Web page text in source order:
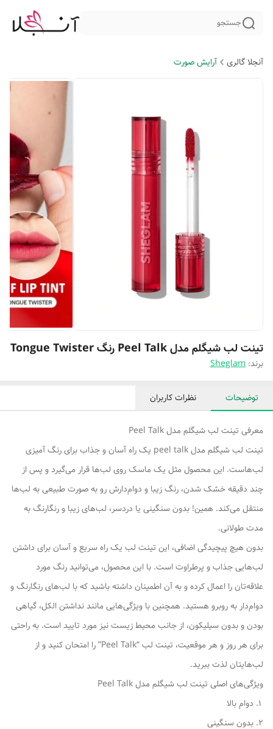
جستجو
آنجلا گالری آرایش صورت
تینت لب شیگلم مدل Peel Talk رنگ Tongue Twister
برند: Sheglam
توضیحات نظرات کاربران
معرفی تینت لب شیگلم مدل Peel Talk
تینت لب شیگلم مدل peel talk یک راه آسان و جذاب برای رنگ آمیزی
لب‌هاست. این محصول مثل یک ماسک روی لب‌ها قرار می‌گیرد و پس از
چند دقیقه خشک شدن، رنگ زیبا و دوام‌دارش رو به صورت طبیعی به لب‌ها
منتقل می‌کند. همین! بدون سنگینی یا دردسر، لب‌های زیبا و رنگارنگ به
مدت طولانی.
بدون هیچ پیچیدگی اضافی، این تینت لب یک راه سریع و آسان برای داشتن
لب‌هایی جذاب و پرطراوت است. با این محصول، می‌توانید رنگ مورد
علاقه‌تان را اعمال کرده و به آن اطمینان داشته باشید که با لب‌های رنگارنگ و
دوام‌دار به روبرو هستید. همچنین با ویژگی‌هایی مانند نداشتن الکل، گیاهی
بودن و بدون سیلیکون، از جانب محیط زیست نیز مورد تایید است. به راحتی
برای هر روز و هر موقعیت، تینت لب “Peel Talk” را امتحان کنید و از
لب‌هایتان لذت ببرید.
ویژگی‌های اصلی تینت لب شیگلم مدل Peel Talk
دوام بالا
بدون سنگینی